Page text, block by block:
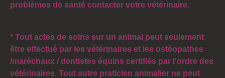
problèmes de santé contacter votre vétérinaire.
* Tout actes de soins sur un animal peut seulement
être effectué par les vétérinaires et les ostéopathes
/maréchaux / dentistes équins certifiés par l'ordre des
vétérinaires. Tout autre praticien animalier ne peut